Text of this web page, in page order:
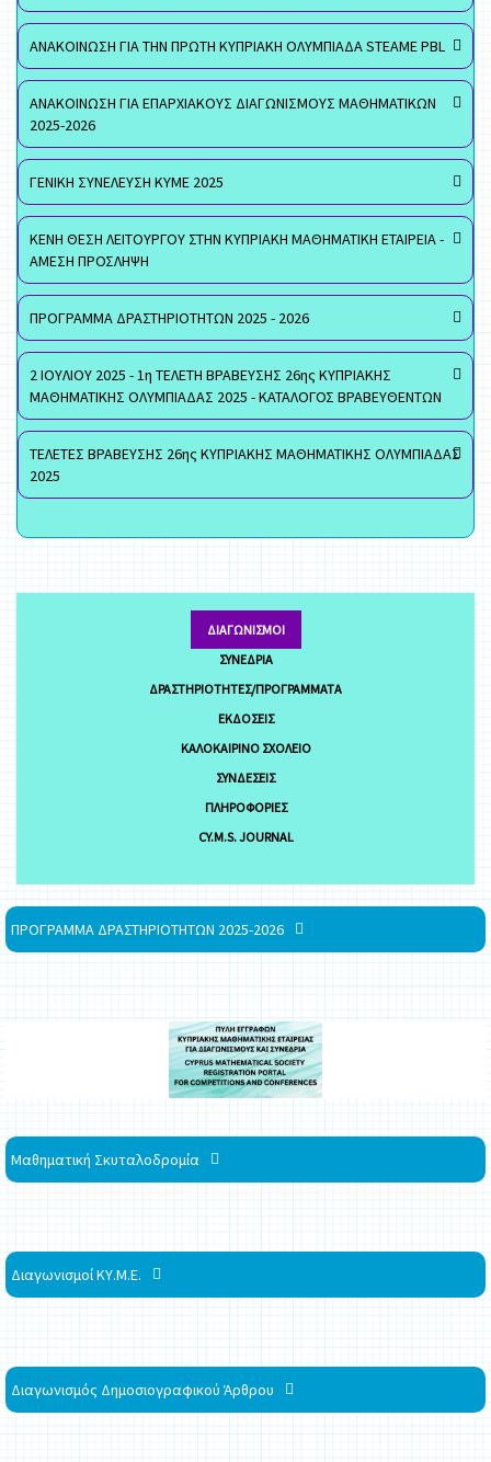
ΑΝΑΚΟΙΝΩΣΗ ΓΙΑ ΤΗΝ ΠΡΩΤΗ ΚΥΠΡΙΑΚΗ ΟΛΥΜΠΙΑΔΑ STEAME PBL
ΑΝΑΚΟΙΝΩΣΗ ΓΙΑ ΕΠΑΡΧΙΑΚΟΥΣ ΔΙΑΓΩΝΙΣΜΟΥΣ ΜΑΘΗΜΑΤΙΚΩΝ
2025-2026
ΓΕΝΙΚΗ ΣΥΝΕΛΕΥΣΗ ΚΥΜΕ 2025
ΚΕΝΗ ΘΕΣΗ ΛΕΙΤΟΥΡΓΟΥ ΣΤΗΝ ΚΥΠΡΙΑΚΗ ΜΑΘΗΜΑΤΙΚΗ ΕΤΑΙΡΕΙΑ -
ΑΜΕΣΗ ΠΡΟΣΛΗΨΗ
ΠΡΟΓΡΑΜΜΑ ΔΡΑΣΤΗΡΙΟΤΗΤΩΝ 2025 - 2026
2 ΙΟΥΛΙΟΥ 2025 - 1η ΤΕΛΕΤΗ ΒΡΑΒΕΥΣΗΣ 26ης ΚΥΠΡΙΑΚΗΣ
ΜΑΘΗΜΑΤΙΚΗΣ ΟΛΥΜΠΙΑΔΑΣ 2025 - ΚΑΤΑΛΟΓΟΣ ΒΡΑΒΕΥΘΕΝΤΩΝ
ΤΕΛΕΤΕΣ ΒΡΑΒΕΥΣΗΣ 26ης ΚΥΠΡΙΑΚΗΣ ΜΑΘΗΜΑΤΙΚΗΣ ΟΛΥΜΠΙΑΔΑΣ
2025
ΔΙΑΓΩΝΙΣΜΟΊ
ΣΥΝΈΔΡΙΑ
ΔΡΑΣΤΗΡΙΌΤΗΤΕΣ/ΠΡΟΓΡΆΜΜΑΤΑ
ΕΚΔΌΣΕΙΣ
ΚΑΛΟΚΑΙΡΙΝΌ ΣΧΟΛΕΊΟ
ΣΥΝΔΈΣΕΙΣ
ΠΛΗΡΟΦΟΡΊΕΣ
CY.M.S. JOURNAL
ΠΡΟΓΡΑΜΜΑ ΔΡΑΣΤΗΡΙΟΤΗΤΩΝ 2025-2026
Μαθηματική Σκυταλοδρομία
Διαγωνισμοί ΚΥ.Μ.Ε.
Διαγωνισμός Δημοσιογραφικού Άρθρου